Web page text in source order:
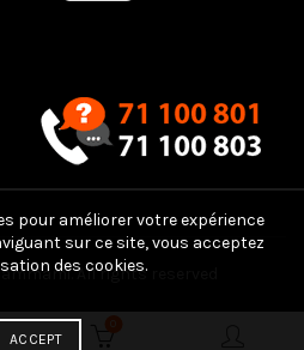
. All rights reserved
pour améliorer votre expérience
sur ce site, vous acceptez
des cookies.
ACCEPT